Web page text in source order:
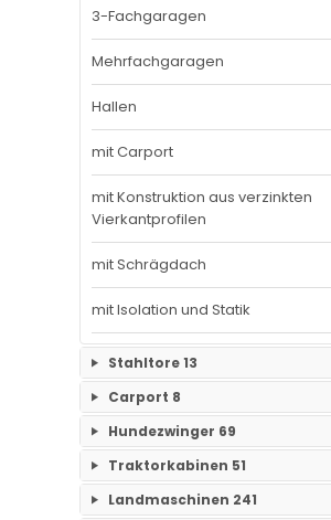
3-Fachgaragen
Mehrfachgaragen
Hallen
mit Carport
mit Konstruktion aus verzinkten
Vierkantprofilen
mit Schrägdach
mit Isolation und Statik
Stahltore13
Keine Unterkategorien
Carport 8
Keine Unterkategorien
Hundezwinger 69
Keine Unterkategorien
Traktorkabinen 51
Traktorkabinen
Landmaschinen 241